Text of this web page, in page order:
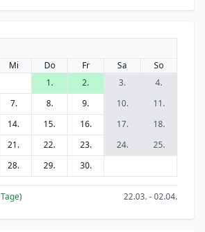
Mi Do Fr Sa
So
1.
2. 3.
4.
7. 8. 9. 10.
11.
14. 15. 16. 17.
18.
21. 22. 23. 24.
25.
28. 29. 30.
Tage) 22.03. - 02.04.